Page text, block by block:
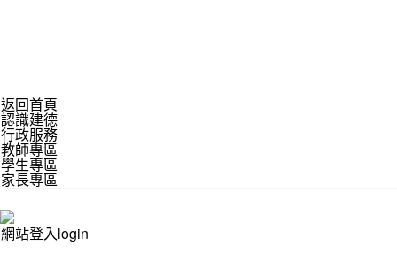
返回首頁
認識建德
行政服務
教師專區
學生專區
家長專區
網站登入login